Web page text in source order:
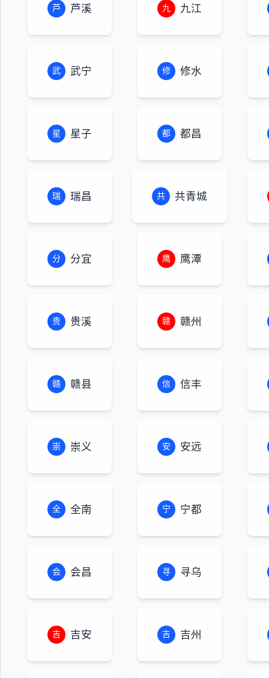
芦 芦溪 九 九江
武 武宁 修 修水
星 星子 都 都昌
瑞 瑞昌 共 共青城
分 分宜 鹰 鹰潭
贵 贵溪 赣 赣州
赣 赣县 信 信丰
崇 崇义 安 安远
全 全南 宁 宁都
会 会昌 寻 寻乌
吉 吉安 吉 吉州